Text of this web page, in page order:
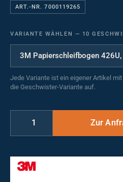
ART.-NR. 7000119265
VARIANTE WÄHLEN — 10
Jede Variante ist ein eigener Artikel
die Geschwister-Variante auf.